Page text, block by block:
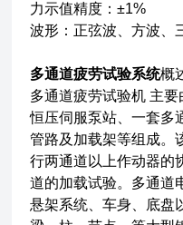
力示值精度：±1%
波形：正弦波、方波、
多通道疲劳试验系统概
多通道疲劳试验机 主
恒压伺服泵站、一套多
管路及加载架等组成。
行两通道以上作动器的
道的加载试验。多通道
悬架系统、车身、底盘